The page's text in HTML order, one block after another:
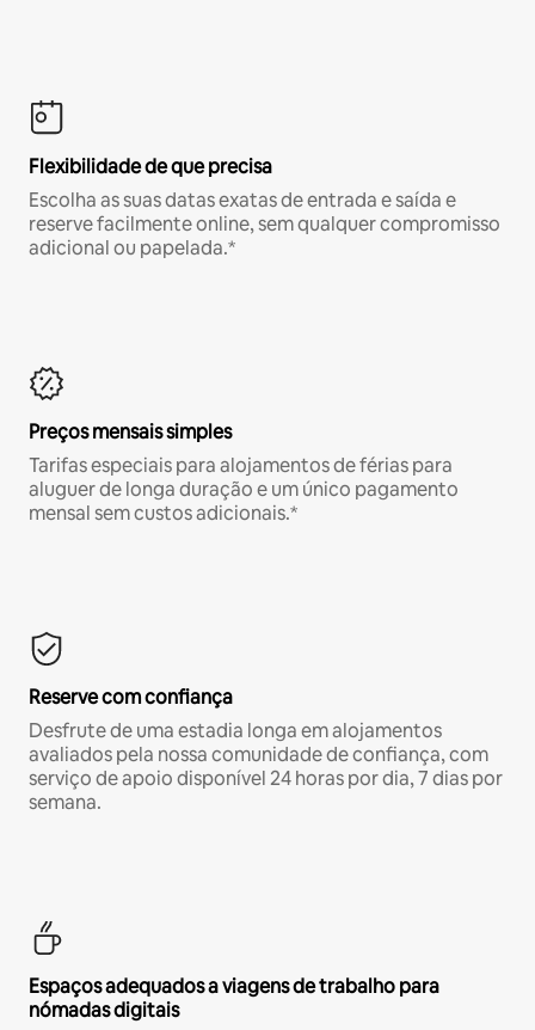
Flexibilidade de que precisa
Escolha as suas datas exatas de entrada e saída e
reserve facilmente online, sem qualquer compromisso
adicional ou papelada.*
Preços mensais simples
Tarifas especiais para alojamentos de férias para
aluguer de longa duração e um único pagamento
mensal sem custos adicionais.*
Reserve com confiança
Desfrute de uma estadia longa em alojamentos
avaliados pela nossa comunidade de confiança, com
serviço de apoio disponível 24 horas por dia, 7 dias por
semana.
Espaços adequados a viagens de trabalho para
nómadas digitais